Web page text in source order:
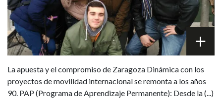
La apuesta y el compromiso de Zaragoza Dinámica con los
proyectos de movilidad internacional se remonta a los años
90. PAP (Programa de Aprendizaje Permanente): Desde la (...)